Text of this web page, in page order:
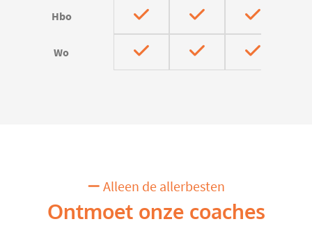
Hbo
Wo
Alleen de allerbesten
Ontmoet onze coaches